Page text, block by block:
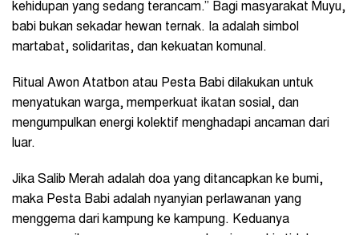
kehidupan yang sedang terancam.” Bagi masyarakat Muyu,
babi bukan sekadar hewan ternak. Ia adalah simbol
martabat, solidaritas, dan kekuatan komunal.
Ritual Awon Atatbon atau Pesta Babi dilakukan untuk
menyatukan warga, memperkuat ikatan sosial, dan
mengumpulkan energi kolektif menghadapi ancaman dari
luar.
Jika Salib Merah adalah doa yang ditancapkan ke bumi,
maka Pesta Babi adalah nyanyian perlawanan yang
menggema dari kampung ke kampung. Keduanya